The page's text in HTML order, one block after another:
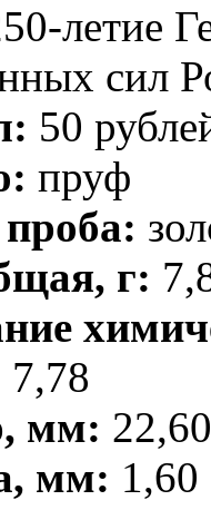
летие
сил
50
пруф
г:
7,78
мм:
мм: